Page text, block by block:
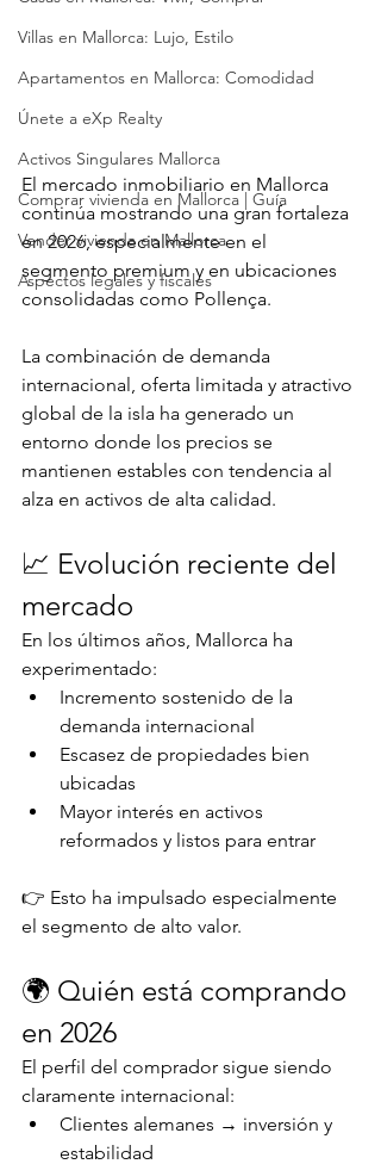
Villas en Mallorca: Lujo, Estilo
Apartamentos en Mallorca: Comodidad
Únete a eXp Realty
Activos Singulares Mallorca
Comprar vivienda en Mallorca | Guía
Vender vivienda en Mallorca
Aspectos legales y fiscales
El mercado inmobiliario en Mallorca
continúa mostrando una gran fortaleza
en 2026, especialmente en el
segmento premium y en ubicaciones
consolidadas como Pollença.
La combinación de demanda
internacional, oferta limitada y atractivo
global de la isla ha generado un
entorno donde los precios se
mantienen estables con tendencia al
alza en activos de alta calidad.
📈 Evolución reciente del
mercado
En los últimos años, Mallorca ha
experimentado:
Incremento sostenido de la
demanda internacional
Escasez de propiedades bien
ubicadas
Mayor interés en activos
reformados y listos para entrar
👉 Esto ha impulsado especialmente
el segmento de alto valor.
🌍 Quién está comprando
en 2026
El perfil del comprador sigue siendo
claramente internacional:
Clientes alemanes → inversión y
estabilidad